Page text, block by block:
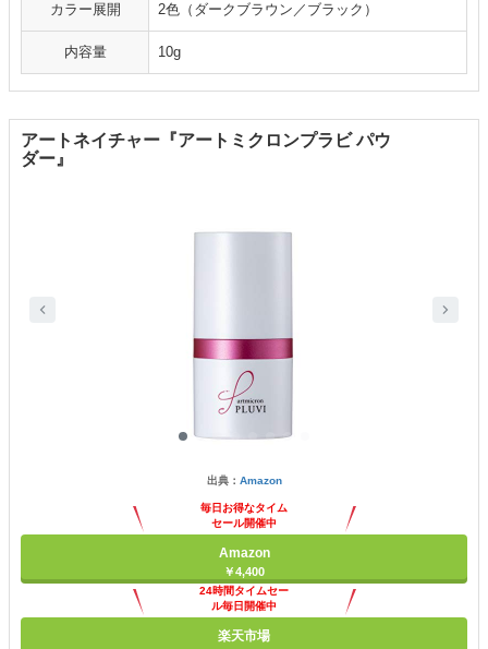
カラー展開 2色（ダークブラウン／ブラック）
内容量 10g
アートネイチャー『アートミクロンプラビ パウ
ダー』
出典： Amazon
毎日お得なタイム
セール開催中
Amazon
￥4,400
24時間タイムセー
ル毎日開催中
楽天市場